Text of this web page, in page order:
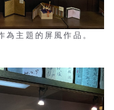
為主題的屏風作品。